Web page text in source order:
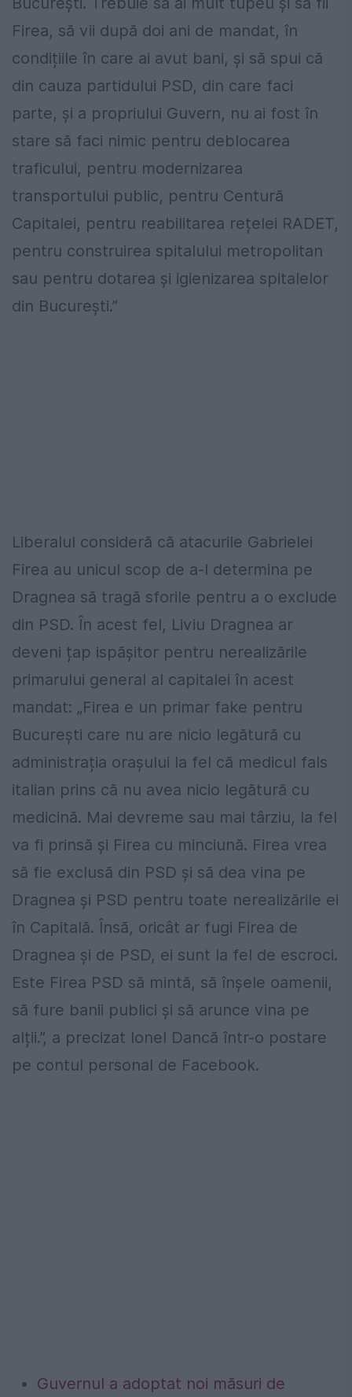
Firea, să vii după doi ani de mandat, în
condițiile în care ai avut bani, și să spui că
din cauza partidului PSD, din care faci
parte, și a propriului Guvern, nu ai fost în
stare să faci nimic pentru deblocarea
traficului, pentru modernizarea
transportului public, pentru Centură
Capitalei, pentru reabilitarea rețelei RADET,
pentru construirea spitalului metropolitan
sau pentru dotarea și igienizarea spitalelor
din București.”
Liberalul consideră că atacurile Gabrielei
Firea au unicul scop de a-l determina pe
Dragnea să tragă sforile pentru a o exclude
din PSD. În acest fel, Liviu Dragnea ar
deveni țap ispășitor pentru nerealizările
primarului general al capitalei în acest
mandat: „Firea e un primar fake pentru
București care nu are nicio legătură cu
administrația orașului la fel că medicul fals
italian prins că nu avea nicio legătură cu
medicină. Mai devreme sau mai târziu, la fel
va fi prinsă și Firea cu minciună. Firea vrea
să fie exclusă din PSD și să dea vina pe
Dragnea și PSD pentru toate nerealizările ei
în Capitală. Însă, oricât ar fugi Firea de
Dragnea și de PSD, ei sunt la fel de escroci.
Este Firea PSD să mintă, să înșele oamenii,
să fure banii publici și să arunce vina pe
alții.”, a precizat Ionel Dancă într-o postare
pe contul personal de Facebook.
Guvernul a adoptat noi măsuri de